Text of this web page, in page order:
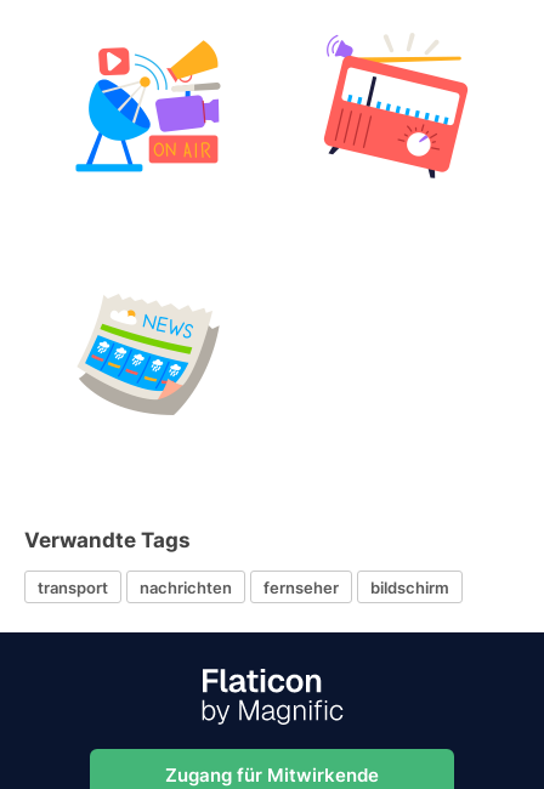
Verwandte Tags
transport nachrichten fernseher bildschirm
Zugang für Mitwirkende